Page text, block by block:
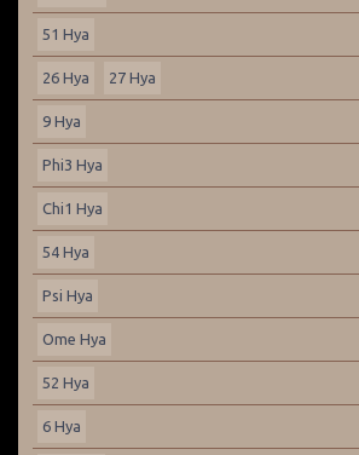
51 Hya
26 Hya 27 Hya
9 Hya
Phi3 Hya
Chi1 Hya
54 Hya
Psi Hya
Ome Hya
52 Hya
6 Hya